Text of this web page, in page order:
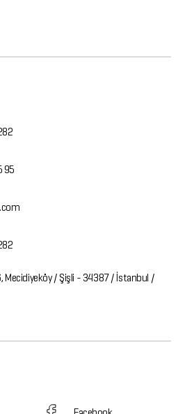
95
Mecidiyeköy / Şişli - 34387 / İstanbul /